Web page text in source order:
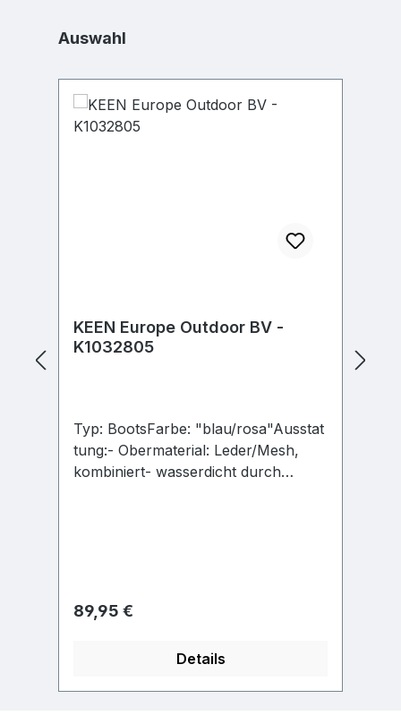
Produktgalerie überspringen
Auswahl
KEEN Europe Outdoor BV -
K1032805
Typ: BootsFarbe: "blau/rosa"Ausstat
tung:- Obermaterial: Leder/Mesh,
kombiniert- wasserdicht durch
Regulärer Preis:
89,95 €
Details